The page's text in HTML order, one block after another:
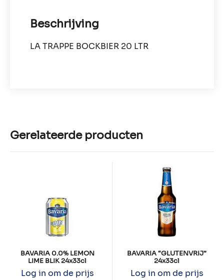
Beschrijving
LA TRAPPE BOCKBIER 20 LTR
Gerelateerde producten
BAVARIA 0.0% LEMON
LIME BLIK 24x33cl
Log in om de prijs
BAVARIA “GLUTENVRIJ”
24x33cl
Log in om de prijs